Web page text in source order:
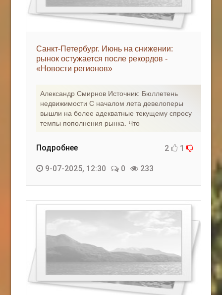
КАК С НАМИ СВЯЗАТЬСЯ
Edgarpo26@gmail.com
axin.ed@yandex.ru
Eltaro-Vrn.ru
@Edgarpo36
Санкт-Петербург. Июнь на снижении:
рынок остужается после рекордов -
«Новости регионов»
Александр Смирнов Источник: Бюллетень
недвижимости С началом лета девелоперы
вышли на более адекватные текущему спросу
темпы пополнения рынка. Что
Подробнее 2 1
9-07-2025, 12:30 0 233